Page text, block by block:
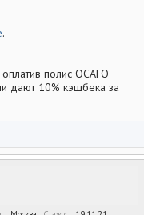
.
полис ОСАГО
дают 10% кэшбека за